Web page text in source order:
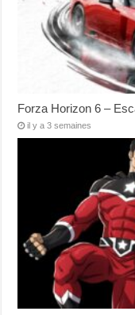
Forza Horizon 6 –
il y a 3 semaines